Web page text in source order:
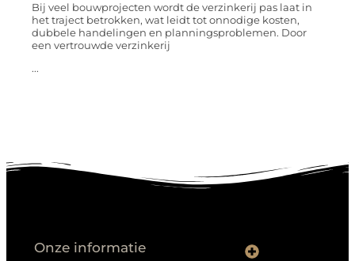
Bij veel bouwprojecten wordt de verzinkerij pas laat in
het traject betrokken, wat leidt tot onnodige kosten,
dubbele handelingen en planningsproblemen. Door
een vertrouwde verzinkerij
...
Onze informatie